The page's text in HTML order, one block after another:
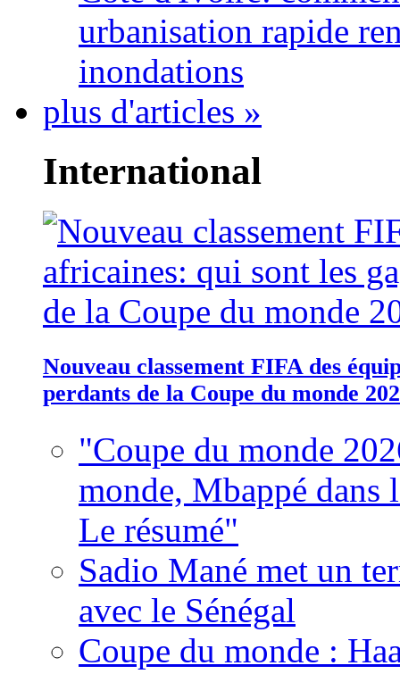
urbanisation rapide
inondations
plus d'articles »
International
Nouveau classement FIFA des
perdants de la Coupe du monde
"Coupe du monde
monde, Mbappé dans
Le résumé"
Sadio Mané met un
avec le Sénégal
Coupe du monde :